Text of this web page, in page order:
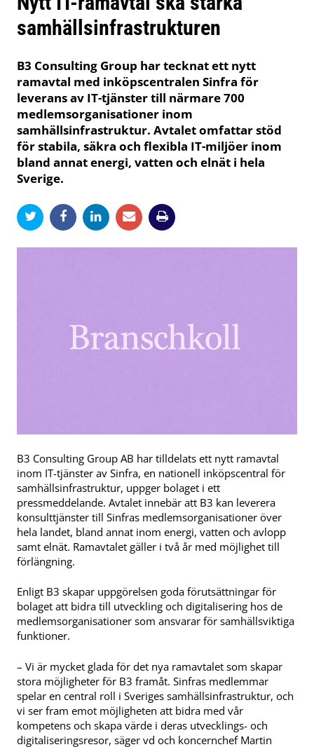
samhällsinfrastrukturen
B3 Consulting Group har tecknat ett nytt
ramavtal med inköpscentralen Sinfra för
leverans av IT-tjänster till närmare 700
medlemsorganisationer inom
samhällsinfrastruktur. Avtalet omfattar stöd
för stabila, säkra och flexibla IT-miljöer inom
bland annat energi, vatten och elnät i hela
Sverige.
B3 Consulting Group AB har tilldelats ett nytt ramavtal
inom IT-tjänster av Sinfra, en nationell inköpscentral för
samhällsinfrastruktur, uppger bolaget i ett
pressmeddelande. Avtalet innebär att B3 kan leverera
konsulttjänster till Sinfras medlemsorganisationer över
hela landet, bland annat inom energi, vatten och avlopp
samt elnät. Ramavtalet gäller i två år med möjlighet till
förlängning.
Enligt B3 skapar uppgörelsen goda förutsättningar för
bolaget att bidra till utveckling och digitalisering hos de
medlemsorganisationer som ansvarar för samhällsviktiga
funktioner.
– Vi är mycket glada för det nya ramavtalet som skapar
stora möjligheter för B3 framåt. Sinfras medlemmar
spelar en central roll i Sveriges samhällsinfrastruktur, och
vi ser fram emot möjligheten att bidra med vår
kompetens och skapa värde i deras utvecklings- och
digitaliseringsresor, säger vd och koncernchef Martin